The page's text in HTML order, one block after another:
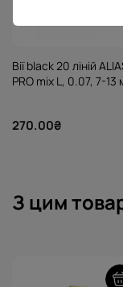
Вії black 20 ліній
PRO mix L, 0.07, 7-13
270.00₴
З цим